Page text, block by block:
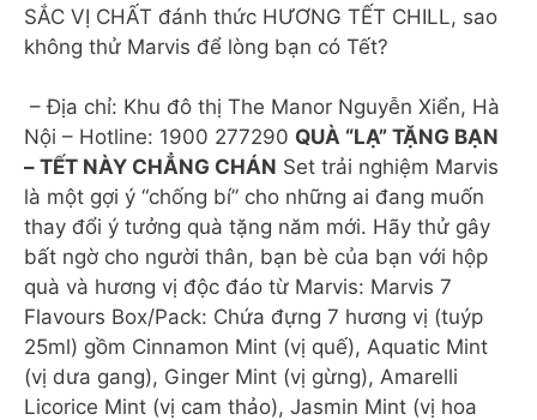
SẮC VỊ CHẤT đánh thức HƯƠNG TẾT CHILL, sao
không thử Marvis để lòng bạn có Tết?
– Địa chỉ: Khu đô thị The Manor Nguyễn Xiển, Hà
Nội – Hotline: 1900 277290 QUÀ “LẠ” TẶNG BẠN
– TẾT NÀY CHẲNG CHÁN Set trải nghiệm Marvis
là một gợi ý “chống bí” cho những ai đang muốn
thay đổi ý tưởng quà tặng năm mới. Hãy thử gây
bất ngờ cho người thân, bạn bè của bạn với hộp
quà và hương vị độc đáo từ Marvis: Marvis 7
Flavours Box/Pack: Chứa đựng 7 hương vị (tuýp
25ml) gồm Cinnamon Mint (vị quế), Aquatic Mint
(vị dưa gang), Ginger Mint (vị gừng), Amarelli
Licorice Mint (vị cam thảo), Jasmin Mint (vị hoa